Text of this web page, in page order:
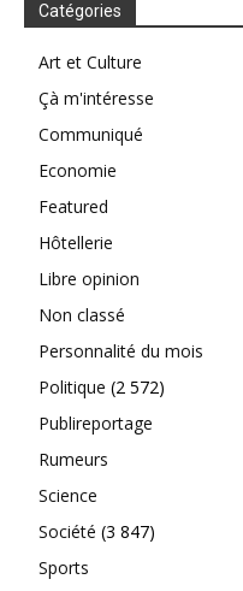
Catégories
Art et Culture
Çà m'intéresse
Communiqué
Economie
Featured
Hôtellerie
Libre opinion
Non classé
Personnalité du mois
Politique (2 572)
Publireportage
Rumeurs
Science
Société (3 847)
Sports